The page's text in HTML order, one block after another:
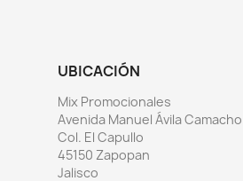
UBICACIÓN
Mix Promocionales
Avenida Manuel Ávila
Col. El Capullo
45150 Zapopan
Jalisco